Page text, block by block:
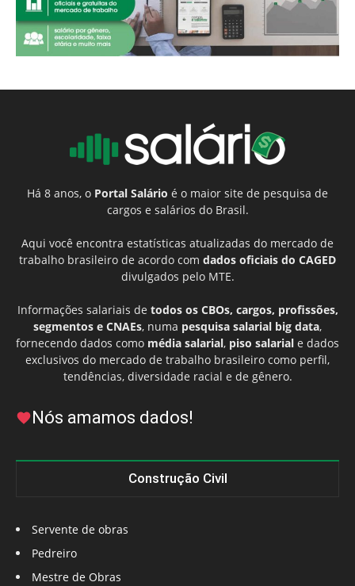
Há 8 anos, o Portal Salário é o maior site de pesquisa de
cargos e salários do Brasil.
Aqui você encontra estatísticas atualizadas do mercado de
trabalho brasileiro de acordo com dados oficiais do CAGED
divulgados pelo MTE.
Informações salariais de todos os CBOs, cargos, profissões,
segmentos e CNAEs, numa pesquisa salarial big data,
fornecendo dados como média salarial, piso salarial e dados
exclusivos do mercado de trabalho brasileiro como perfil,
tendências, diversidade racial e de gênero.
Nós amamos dados!
Construção Civil
Servente de obras
Pedreiro
Mestre de Obras